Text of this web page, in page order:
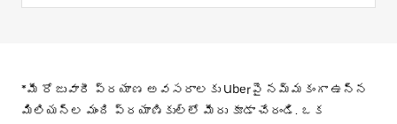
*మీ రోజువారీ ప్రయాణ అవసరాలకు Uberపై నమ్మకంగా ఉన్న
మిలియన్ల మంది ప్రయాణికుల్లో మీరు కూడా చేరండి. ఒక